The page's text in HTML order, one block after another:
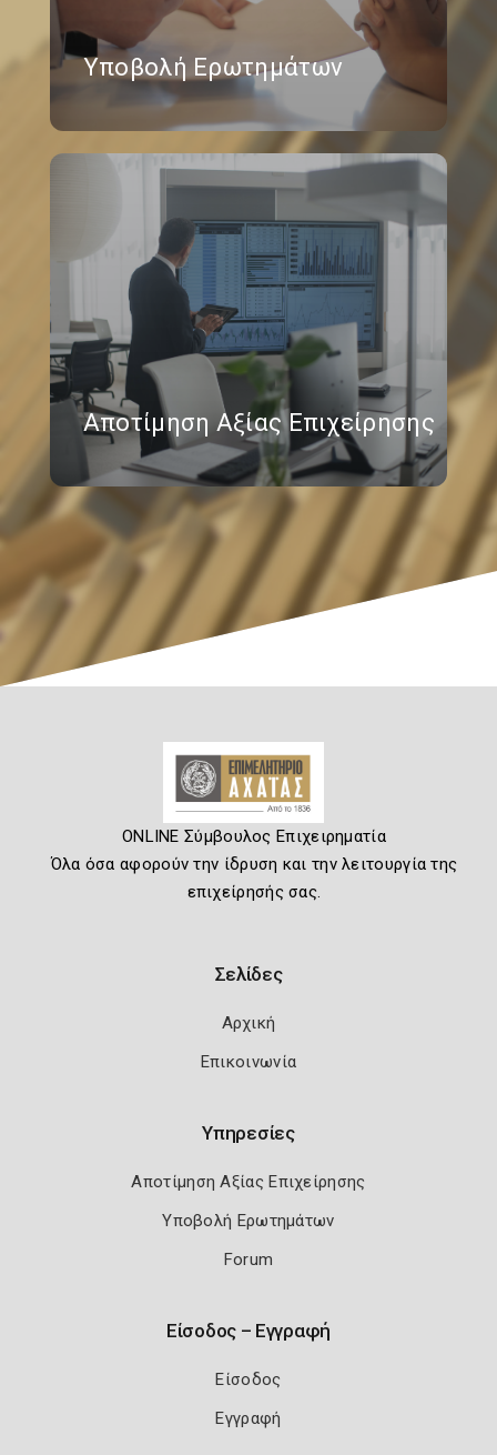
Υποβολή Ερωτημάτων
Αποτίμηση Αξίας Επιχείρησης
ONLINE Σύμβουλος Επιχειρηματία
Όλα όσα αφορούν την ίδρυση και την λειτουργία της
επιχείρησής σας.
Σελίδες
Αρχική
Επικοινωνία
Υπηρεσίες
Αποτίμηση Αξίας Επιχείρησης
Υποβολή Ερωτημάτων
Forum
Είσοδος – Εγγραφή
Είσοδος
Εγγραφή